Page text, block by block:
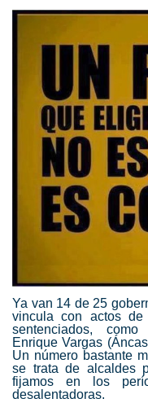
Ya van 14 de 25
vincula con actos de
sentenciados,
Enrique Vargas
Un número bastante
se trata de alcaldes
fijamos en los
desalentadoras.